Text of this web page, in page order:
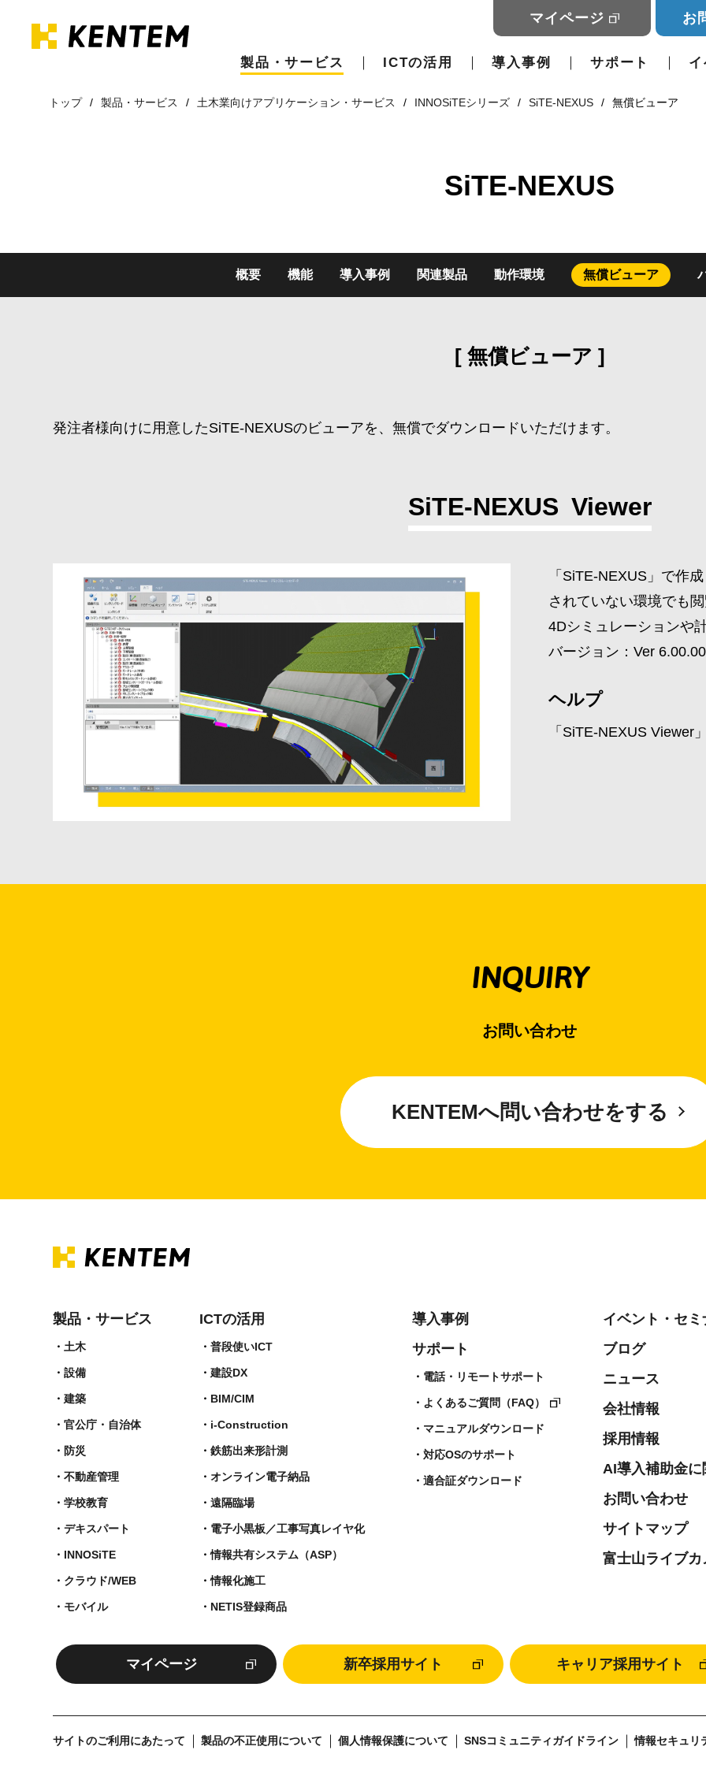
製品・サービス ICTの活用 導入事例 サポート
マイページ お
トップ 製品・サービス 土木業向けアプリケーション・サービス INNOSiTEシリーズ SiTE-NEXUS 無償ビューア
SiTE-NEXUS
概要 機能 導入事例 関連製品 動作環境 無償ビューア
無償ビューア
発注者様向けに用意したSiTE-NEXUSのビューアを、無償でダウンロードいただけます。
SiTE-NEXUS Viewer
「SiTE-NEXUS」で作
されていない環境でも
4Dシミュレーションや
バージョン：Ver 6.00.00
ヘルプ
「SiTE-NEXUS Viewer
INQUIRY
お問い合わせ
KENTEMへ問い合わせをする
製品・サービス
土木
設備
建築
官公庁・自治体
防災
不動産管理
学校教育
デキスパート
INNOSiTE
クラウド/WEB
モバイル
ICTの活用
普段使いICT
建設DX
BIM/CIM
i-Construction
鉄筋出来形計測​
オンライン電子納品
遠隔臨場
電子小黒板／工事写真レイヤ化
情報共有システム（ASP）
情報化施工
NETIS登録商品
導入事例
サポート
電話・リモートサポート
よくあるご質問（FAQ）
マニュアルダウンロード
対応OSのサポート
適合証ダウンロード
イベント・セミ
ブログ
ニュース
会社情報
採用情報
AI導入補助金
お問い合わせ
サイトマップ
富士山ライブカ
マイページ 新卒採用サイト キャリア採用サイト
サイトのご利用にあたって 製品の不正使用について 個人情報保護について SNSコミュニティガイドライン 情報セキュリ